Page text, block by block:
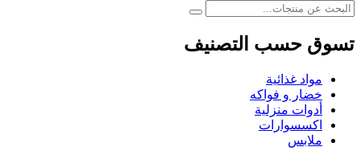
تسوق حسب التصنيف
مواد غذائية
خضار و فواكه
أدوات منزلية
اكسسوارات
ملابس